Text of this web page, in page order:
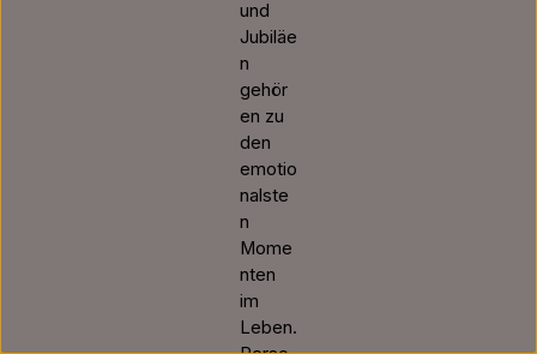
und
Jubiläe
n
gehör
en zu
den
emotio
nalste
n
Mome
nten
im
Leben.